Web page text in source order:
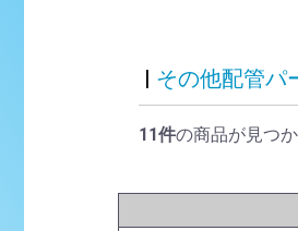
| その他配管パ
11件の商品が見つ